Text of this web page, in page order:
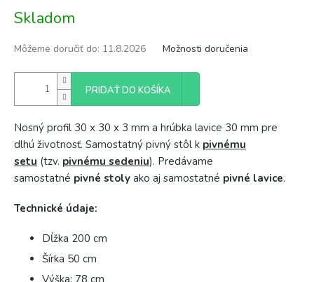
cena:
Skladom
Môžeme doručiť do: 11.8.2026 Možnosti doručenia
PRIDAŤ DO KOŠÍKA
Nosný profil 30 x 30 x 3 mm a hrúbka lavice 30 mm pre
dlhú životnosť. Samostatný pivný stôl k pivnému
setu (tzv. pivnému sedeniu). Predávame
samostatné pivné stoly ako aj samostatné pivné lavice.
Technické údaje:
Dĺžka 200 cm
Šírka 50 cm
Výška: 78 cm